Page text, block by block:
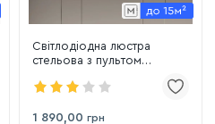
Світлодіодна люстра
стельова з пультом
15 м², Sirius LCD3002 WT
1 890,00 грн